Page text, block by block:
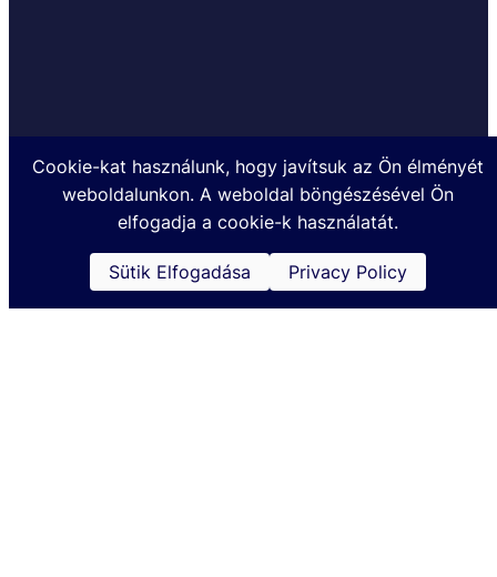
Készült a TOHATSUMARINE.HU Kft. megbízásából @2024
Cookie-kat használunk, hogy javítsuk az Ön élményét
weboldalunkon. A weboldal böngészésével Ön
elfogadja a cookie-k használatát.
Sütik Elfogadása Privacy Policy